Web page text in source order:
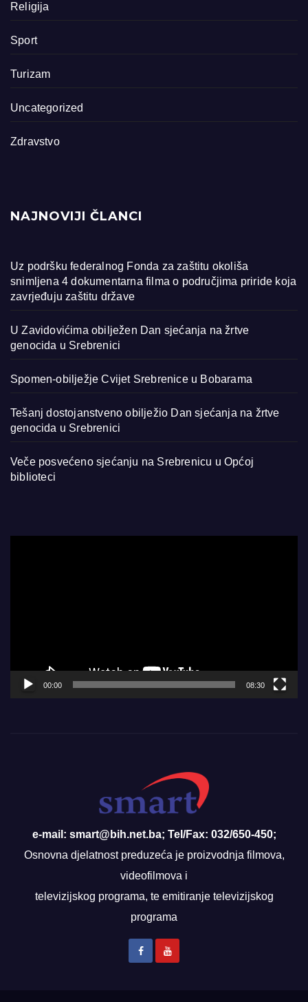
Religija
Sport
Turizam
Uncategorized
Zdravstvo
NAJNOVIJI ČLANCI
Uz podršku federalnog Fonda za zaštitu okoliša
snimljena 4 dokumentarna filma o područjima priride koja
zavrjeđuju zaštitu države
U Zavidovićima obilježen Dan sjećanja na žrtve
genocida u Srebrenici
Spomen-obilježje Cvijet Srebrenice u Bobarama
Tešanj dostojanstveno obilježio Dan sjećanja na žrtve
genocida u Srebrenici
Veče posvećeno sjećanju na Srebrenicu u Općoj
biblioteci
00:00 08:30
e-mail: smart@bih.net.ba; Tel/Fax: 032/650-450;
Osnovna djelatnost preduzeća je proizvodnja filmova,
videofilmova i
televizijskog programa, te emitiranje televizijskog
programa